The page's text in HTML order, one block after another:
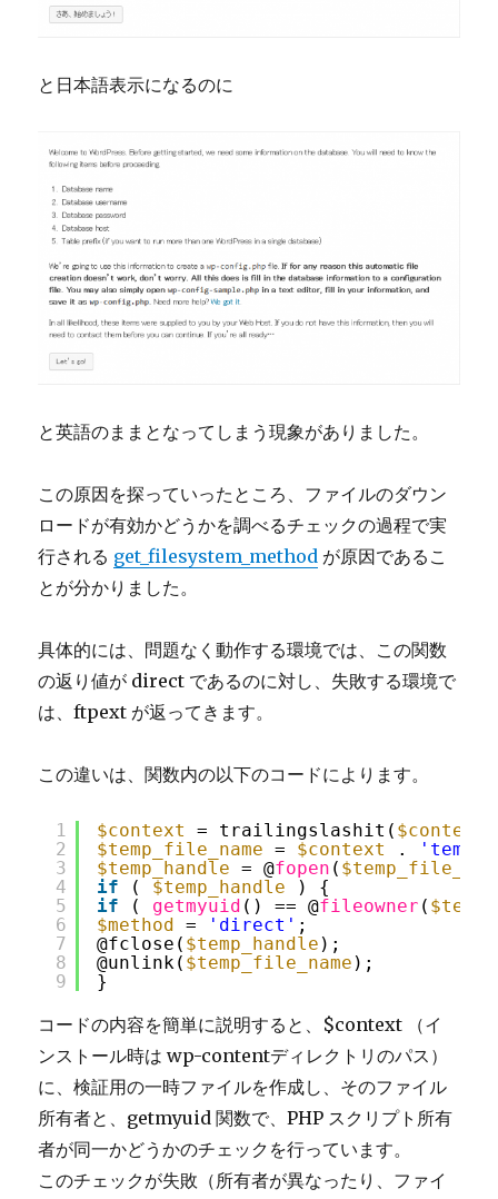
と日本語表示になるのに
と英語のままとなってしまう現象がありました。
この原因を探っていったところ、ファイルのダウン
ロードが有効かどうかを調べるチェックの過程で実
行される get_filesystem_method が原因であるこ
とが分かりました。
具体的には、問題なく動作する環境では、この関数
の返り値が direct であるのに対し、失敗する環境で
は、ftpext が返ってきます。
この違いは、関数内の以下のコードによります。
1
2
3
4
5
6
7
8
9
$context = trailingslashit( $context
$temp_file_name
= $context .
$temp_handle
= @fopen (
if
( $temp_handle
) {
if
( getmyuid () == @fileowner (
$method
= 'direct' ;
@fclose( $temp_handle );
@unlink( $temp_file_name );
}
コードの内容を簡単に説明すると、$context （イ
ンストール時は wp-contentディレクトリのパス）
に、検証用の一時ファイルを作成し、そのファイル
所有者と、getmyuid 関数で、PHP スクリプト所有
者が同一かどうかのチェックを行っています。
このチェックが失敗（所有者が異なったり、ファイ